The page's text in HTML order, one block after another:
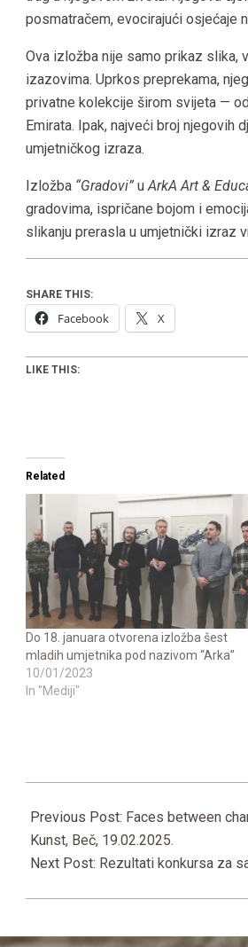
posmatračem, evocirajući osjećaje
Ova izložba nije samo prikaz slika,
izazovima. Uprkos preprekama,
privatne kolekcije širom svijeta —
Emirata. Ipak, najveći broj njegovih
umjetničkog izraza.
Izložba “Gradovi” uArkA Art &
gradovima, ispričane bojom i
slikanju prerasla u umjetnički izraz
SHARE THIS:
Facebook X
LIKE THIS:
Related
Do 18. januara otvorena izložba šest
mladih umjetnika pod nazivom “Arka”
10/01/2023
In "Mediji"
02-
22
Previous Post: Faces between
Kunst, Beč, 19.02.2025.
Next Post: Rezultati konkursa za